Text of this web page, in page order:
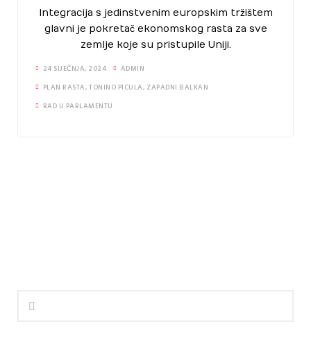
Projekti ureda
Integracija s jedinstvenim europskim tržištem
glavni je pokretač ekonomskog rasta za sve
zemlje koje su pristupile Uniji.
24 SIJEČNJA, 2024
ADMIN
PLAN RASTA,TONINO PICULA, ZAPADNI BALKAN
RAD U PARLAMENTU